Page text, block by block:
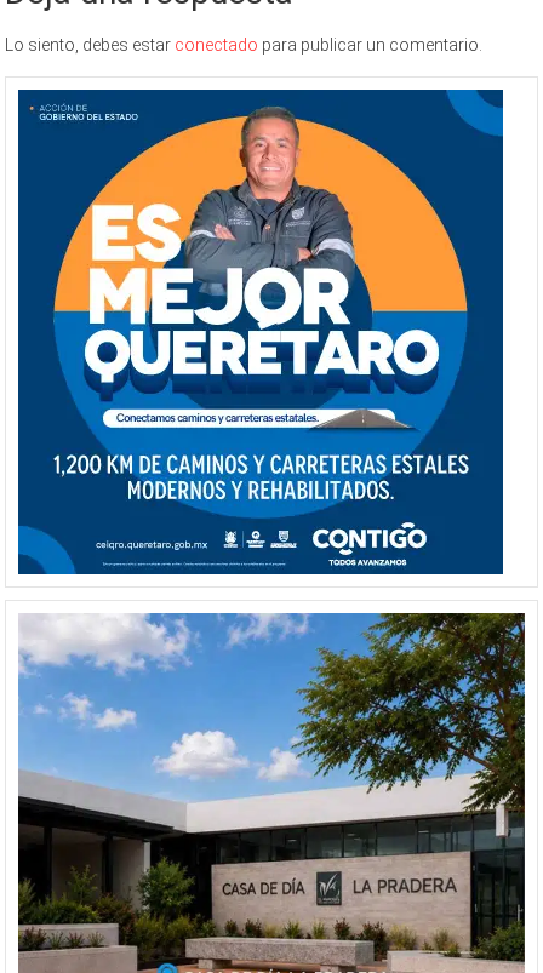
Lo siento, debes estar conectado para publicar un comentario.